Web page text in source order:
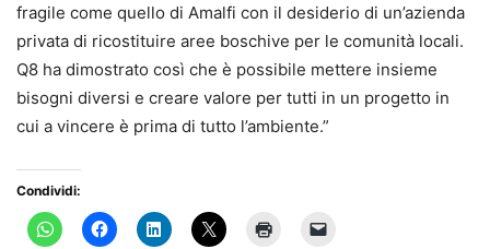
fragile come quello di Amalfi con il desiderio di un’azienda
privata di ricostituire aree boschive per le comunità locali.
Q8 ha dimostrato così che è possibile mettere insieme
bisogni diversi e creare valore per tutti in un progetto in
cui a vincere è prima di tutto l’ambiente.”
Condividi: